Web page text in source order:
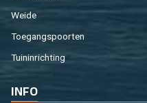
Weide
Toe­gangs­poor­ten
Tuin­in­rich­ting
INFO